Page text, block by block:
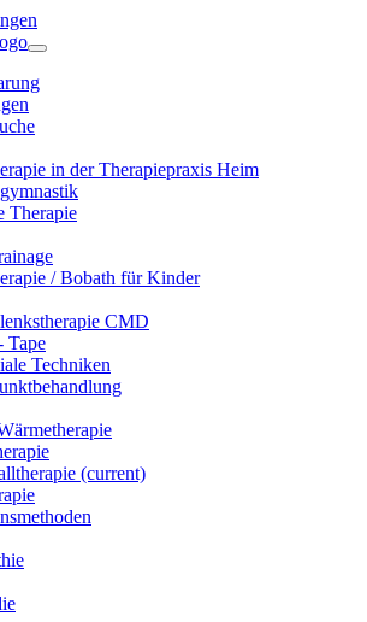
in der Therapiepraxis Heim
Therapie
/ Bobath für Kinder
CMD
Tape
Techniken
(current)